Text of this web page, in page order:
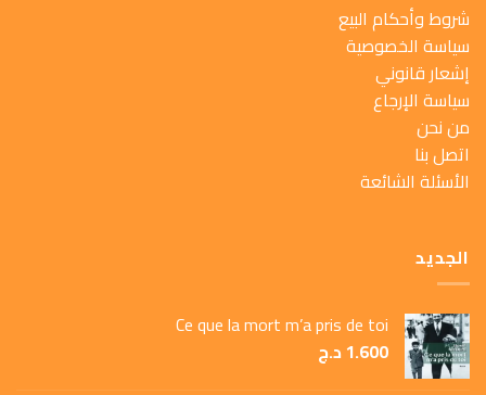
شروط وأحكام البيع
سياسة الخصوصية
إشعار قانوني
سياسة الإرجاع
من نحن
اتصل بنا
الأسئلة الشائعة
الجديد
Ce que la mort m’a pris de toi
1.600د.ج